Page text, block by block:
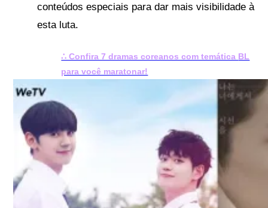
conteúdos especiais para dar mais visibilidade à
esta luta.
∴ Confira 7 dramas coreanos com temática BL
para você maratonar!